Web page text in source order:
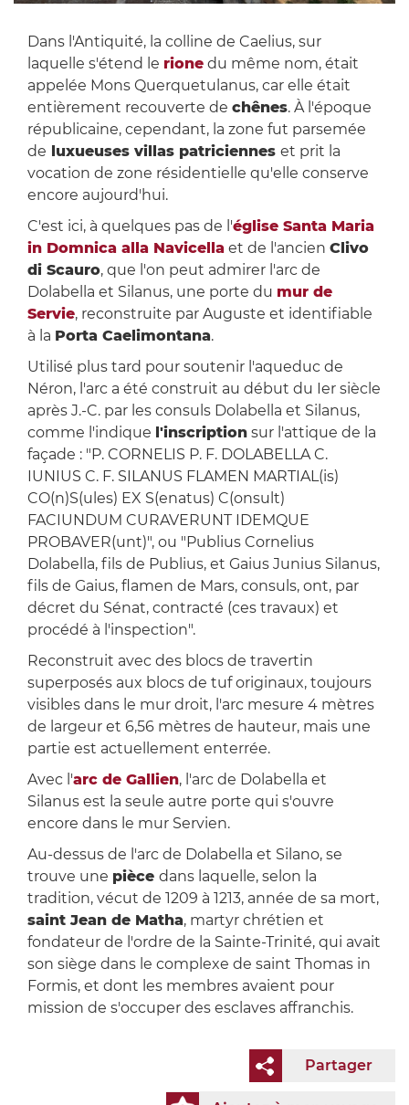
Dans l'Antiquité, la colline de Caelius, sur
laquelle s'étend le rionedu même nom, était
appelée Mons Querquetulanus, car elle était
entièrement recouverte de chênes. À l'époque
républicaine, cependant, la zone fut parsemée
de luxueuses villas patriciennes et prit la
vocation de zone résidentielle qu'elle conserve
encore aujourd'hui.
C'est ici, à quelques pas de l'église Santa Maria
in Domnica alla Navicellaet de l'ancien Clivo
di Scauro, que l'on peut admirer l'arc de
Dolabella et Silanus, une porte du mur de
Servie, reconstruite par Auguste et identifiable
à la Porta Caelimontana.
Utilisé plus tard pour soutenir l'aqueduc de
Néron, l'arc a été construit au début du Ier siècle
après J.-C. par les consuls Dolabella et Silanus,
comme l'indique l'inscriptionsur l'attique de la
façade : "P. CORNELIS P. F. DOLABELLA C.
IUNIUS C. F. SILANUS FLAMEN MARTIAL(is)
CO(n)S(ules) EX S(enatus) C(onsult)
FACIUNDUM CURAVERUNT IDEMQUE
PROBAVER(unt)", ou "Publius Cornelius
Dolabella, fils de Publius, et Gaius Junius Silanus,
fils de Gaius, flamen de Mars, consuls, ont, par
décret du Sénat, contracté (ces travaux) et
procédé à l'inspection".
Reconstruit avec des blocs de travertin
superposés aux blocs de tuf originaux, toujours
visibles dans le mur droit, l'arc mesure 4 mètres
de largeur et 6,56 mètres de hauteur, mais une
partie est actuellement enterrée.
Avec l'arc de Gallien, l'arc de Dolabella et
Silanus est la seule autre porte qui s'ouvre
encore dans le mur Servien.
Au-dessus de l'arc de Dolabella et Silano, se
trouve une pièce dans laquelle, selon la
tradition, vécut de 1209 à 1213, année de sa mort,
saint Jean de Matha, martyr chrétien et
fondateur de l'ordre de la Sainte-Trinité, qui avait
son siège dans le complexe de saint Thomas in
Formis, et dont les membres avaient pour
mission de s'occuper des esclaves affranchis.
Partager